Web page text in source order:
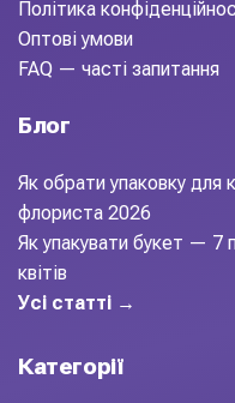
Політика
Оптові умови
FAQ — часті запитання
Блог
Як обрати упаковку для
флориста 2026
Як упакувати букет — 7
квітів
Усі статті →
Категорії